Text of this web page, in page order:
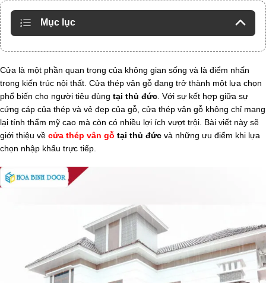
Mục lục
Cửa là một phần quan trọng của không gian sống và là điểm nhấn
trong kiến trúc nội thất. Cửa thép vân gỗ đang trở thành một lựa chọn
phổ biến cho người tiêu dùng tại thủ đức . Với sự kết hợp giữa sự
cứng cáp của thép và vẻ đẹp của gỗ, cửa thép vân gỗ không chỉ mang
lại tính thẩm mỹ cao mà còn có nhiều lợi ích vượt trội. Bài viết này sẽ
giới thiệu về cửa thép vân gỗ tại thủ đức và những ưu điểm khi lựa
chọn nhập khẩu trực tiếp.